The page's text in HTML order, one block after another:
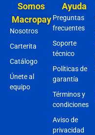
Somos
Macropay
Nosotros
Carterita
Catálogo
Únete al
equipo
Ayuda
Preguntas
frecuentes
Soporte
técnico
Políticas de
garantía
Términos y
condiciones
Aviso de
privacidad